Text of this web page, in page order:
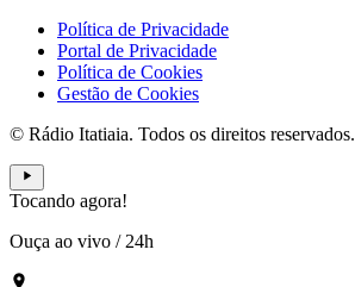
Política de Privacidade
Portal de Privacidade
Política de Cookies
Gestão de Cookies
© Rádio Itatiaia. Todos os direitos reservados.
Tocando agora!
Ouça ao vivo / 24h